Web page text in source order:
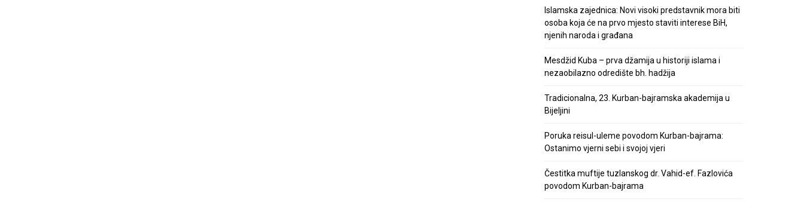
Islamska zajednica: Novi visoki predstavnik mora biti
osoba koja će na prvo mjesto staviti interese BiH,
njenih naroda i građana
Mesdžid Kuba – prva džamija u historiji islama i
nezaobilazno odredište bh. hadžija
Tradicionalna, 23. Kurban-bajramska akademija u
Bijeljini
Poruka reisul-uleme povodom Kurban-bajrama:
Ostanimo vjerni sebi i svojoj vjeri
Čestitka muftije tuzlanskog dr. Vahid-ef. Fazlovića
povodom Kurban-bajrama